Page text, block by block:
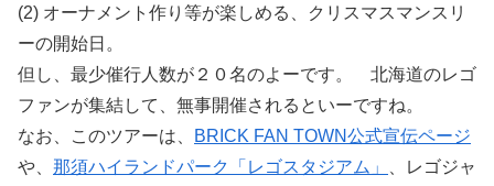
(2) オーナメント作り等が楽しめる、クリスマスマンスリ
ーの開始日。
但し、最少催行人数が２０名のよーです。 北海道のレゴ
ファンが集結して、無事開催されるといーですね。
なお、このツアーは、
BRICK FAN TOWN公式宣伝ページ
や、 那須ハイランドパーク「レゴスタジアム」
、レゴジャ